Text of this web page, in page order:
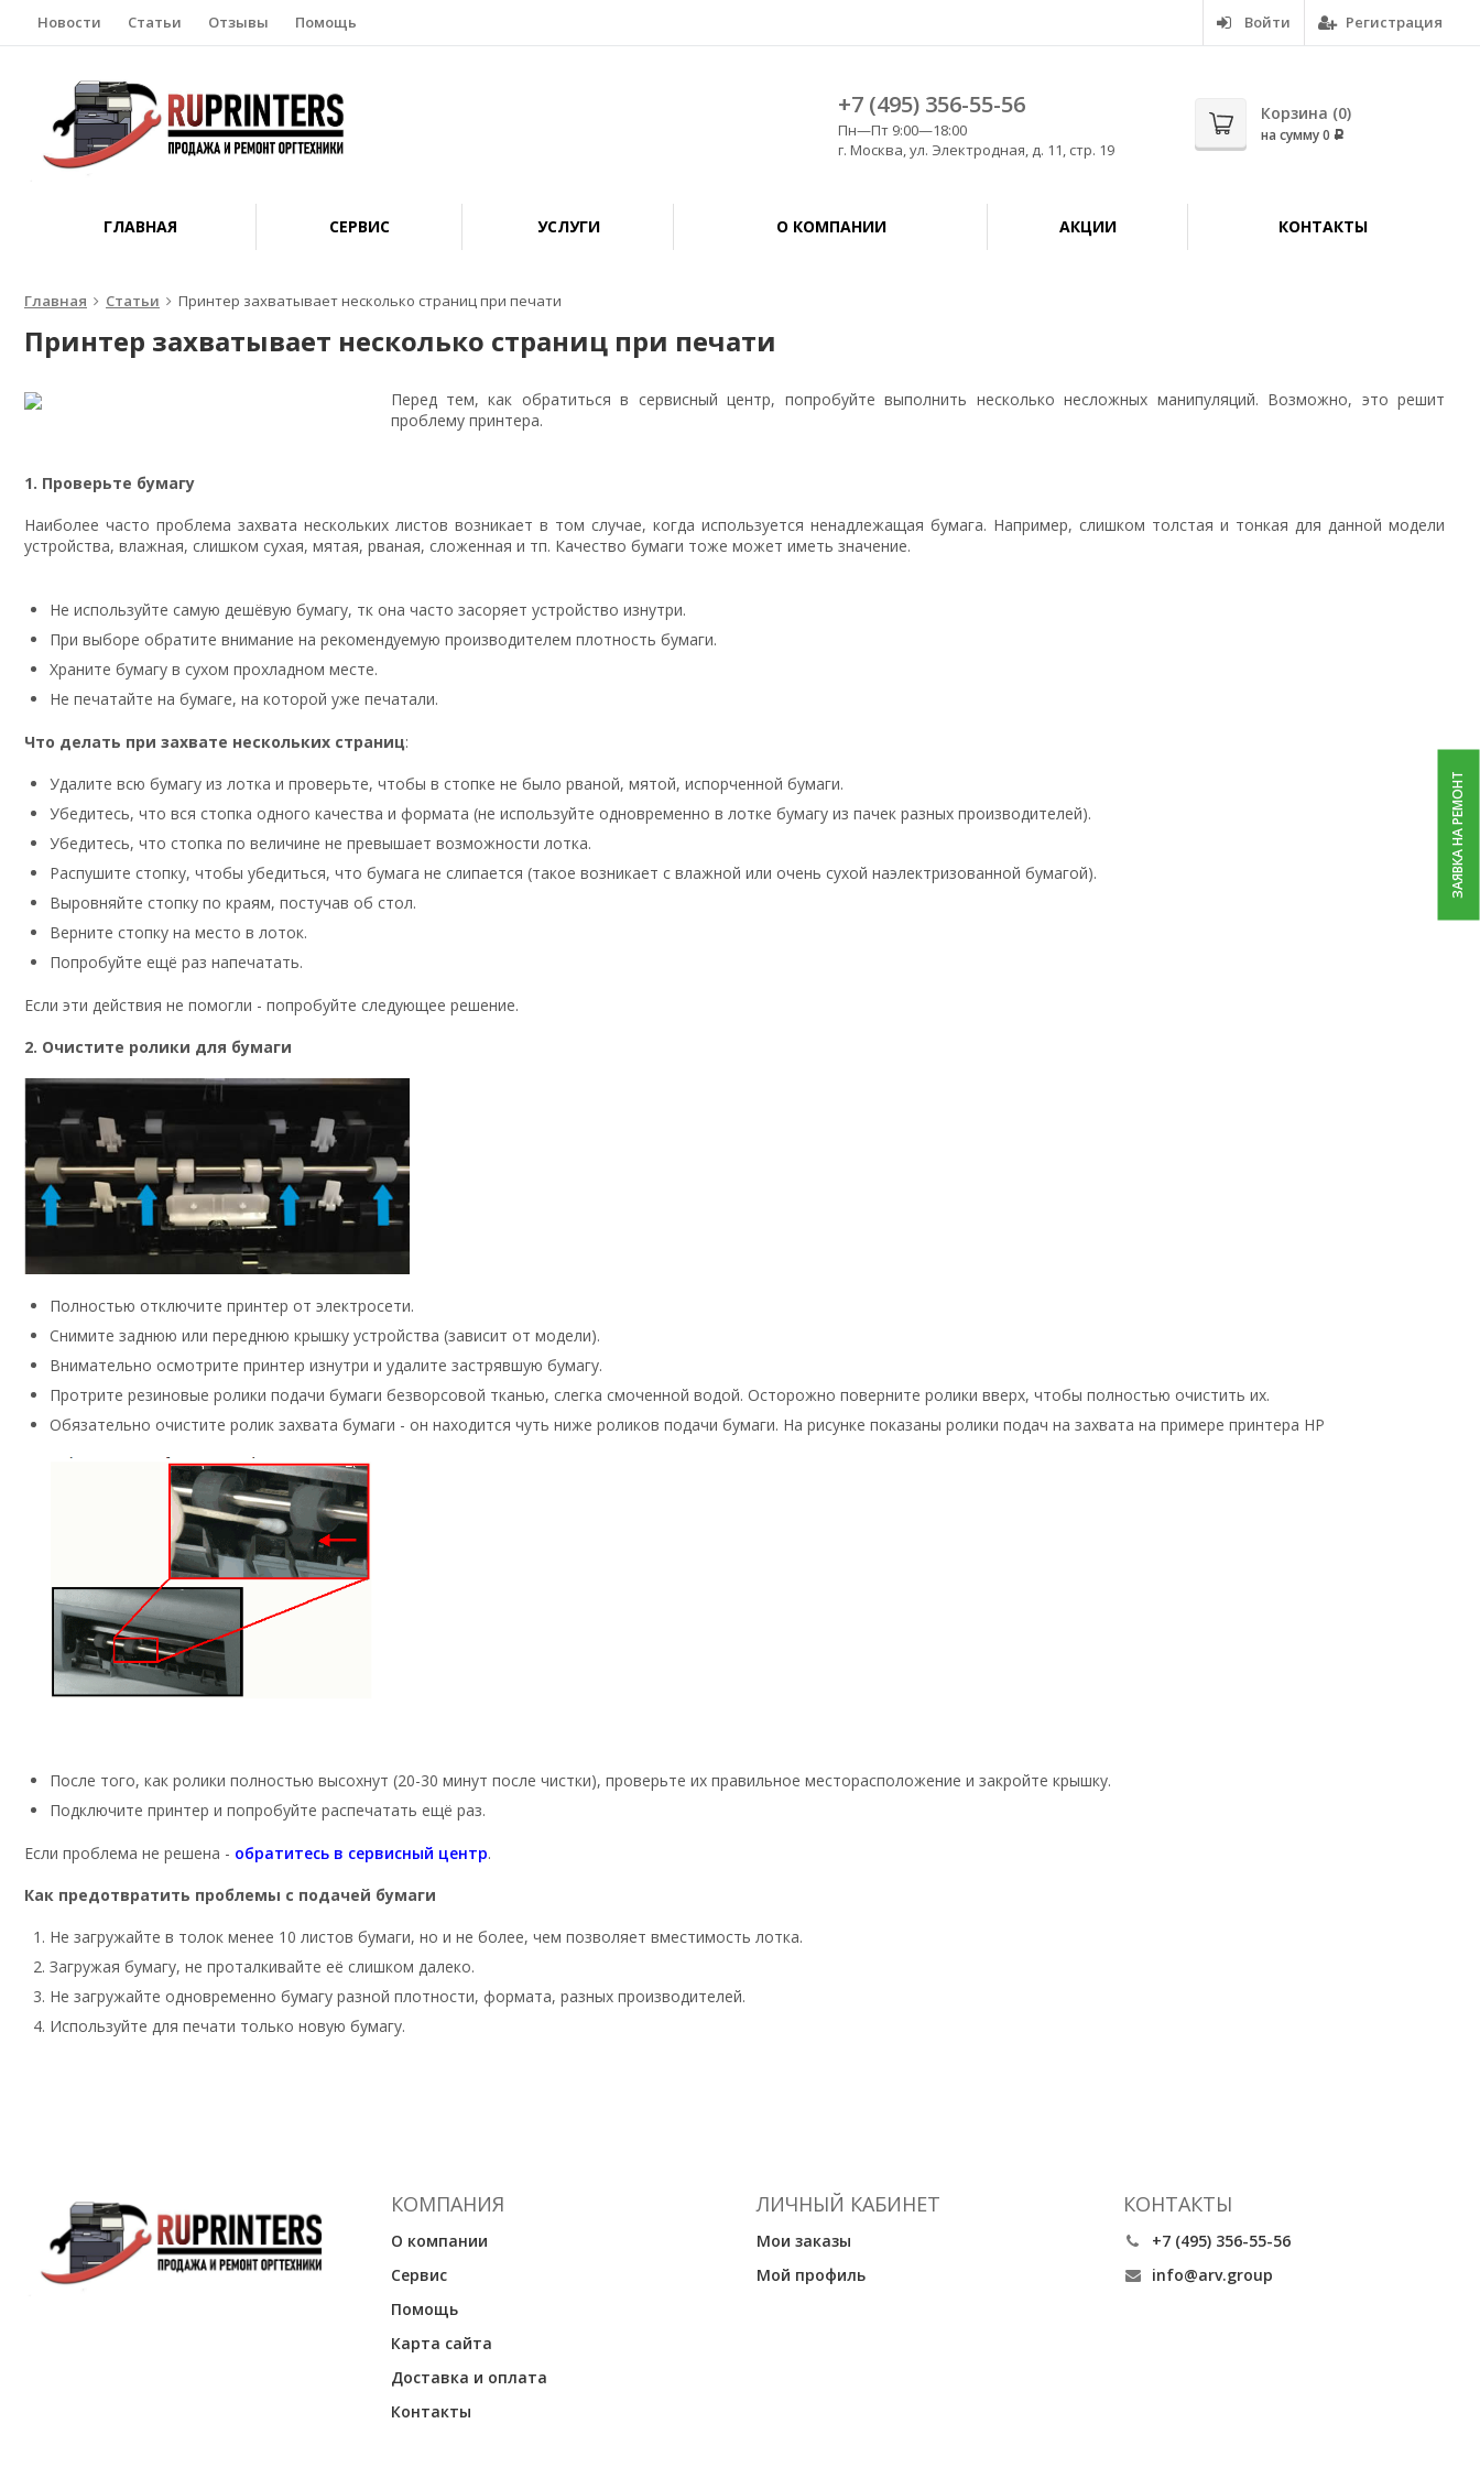
Войти Регистрация
Новости Статьи Отзывы Помощь
+7 (495) 356-55-56
Пн—Пт 9:00—18:00
г. Москва, ул. Электродная, д. 11, стр. 19
Корзина (0)
на сумму0 Р
ГЛАВНАЯ СЕРВИС УСЛУГИ О КОМПАНИИ АКЦИИ КОНТАКТЫ
Главная Статьи Принтер захватывает несколько страниц при печати
Принтер захватывает несколько страниц при печати
Перед тем, как обратиться в сервисный центр, попробуйте выполнить несколько несложных манипуляций. Возможно, это решит
проблему принтера.
1. Проверьте бумагу
Наиболее часто проблема захвата нескольких листов возникает в том случае, когда используется ненадлежащая бумага. Например, слишком толстая и тонкая для данной модели
устройства, влажная, слишком сухая, мятая, рваная, сложенная и тп. Качество бумаги тоже может иметь значение.
Не используйте самую дешёвую бумагу, тк она часто засоряет устройство изнутри.
При выборе обратите внимание на рекомендуемую производителем плотность бумаги.
Храните бумагу в сухом прохладном месте.
Не печатайте на бумаге, на которой уже печатали.
Что делать при захвате нескольких страниц:
Удалите всю бумагу из лотка и проверьте, чтобы в стопке не было рваной, мятой, испорченной бумаги.
Убедитесь, что вся стопка одного качества и формата (не используйте одновременно в лотке бумагу из пачек разных производителей).
Убедитесь, что стопка по величине не превышает возможности лотка.
Распушите стопку, чтобы убедиться, что бумага не слипается (такое возникает с влажной или очень сухой наэлектризованной бумагой).
Выровняйте стопку по краям, постучав об стол.
Верните стопку на место в лоток.
Попробуйте ещё раз напечатать.
Если эти действия не помогли - попробуйте следующее решение.
2. Очистите ролики для бумаги
Полностью отключите принтер от электросети.
Снимите заднюю или переднюю крышку устройства (зависит от модели).
Внимательно осмотрите принтер изнутри и удалите застрявшую бумагу.
Протрите резиновые ролики подачи бумаги безворсовой тканью, слегка смоченной водой. Осторожно поверните ролики вверх, чтобы полностью очистить их.
Обязательно очистите ролик захвата бумаги - он находится чуть ниже роликов подачи бумаги. На рисунке показаны ролики подач на захвата на примере принтера HP
После того, как ролики полностью высохнут (20-30 минут после чистки), проверьте их правильное месторасположение и закройте крышку.
Подключите принтер и попробуйте распечатать ещё раз.
Если проблема не решена - обратитесь в сервисный центр.
Как предотвратить проблемы с подачей бумаги
Не загружайте в толок менее 10 листов бумаги, но и не более, чем позволяет вместимость лотка.
Загружая бумагу, не проталкивайте её слишком далеко.
Не загружайте одновременно бумагу разной плотности, формата, разных производителей.
Используйте для печати только новую бумагу.
ЗАЯВКА НА РЕМОНТ
КОМПАНИЯ
О компании
Сервис
Помощь
Карта сайта
Доставка и оплата
Контакты
ЛИЧНЫЙ КАБИНЕТ
Мои заказы
Мой профиль
КОНТАКТЫ
+7 (495) 356-55-56
info@arv.group